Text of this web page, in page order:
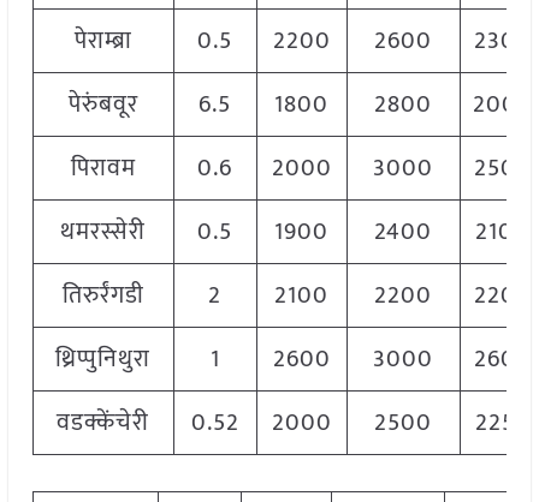
पेराम्ब्रा
0.5 2200 2600
2300
पेरुंबवूर
6.5 1800 2800
2000
पिरावम
0.6 2000 3000
2500
थमरस्सेरी
0.5 1900 2400
2100
तिरुर्रंगडी
2 2100 2200
2200
थ्रिप्पुनिथुरा
1 2600 3000
2600
वडक्केंचेरी
0.52 2000 2500 2250